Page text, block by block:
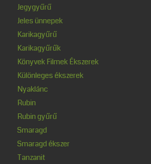
Jegygyűrű
Jeles ünnepek
Karikagyűrű
Karikagyűrűk
Könyvek Filmek Ékszerek
Különleges ékszerek
Nyaklánc
Rubin
Rubin gyűrű
Smaragd
Smaragd ékszer
Tanzanit